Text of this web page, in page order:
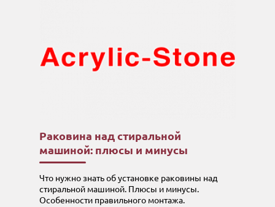
Раковина над стиральной
машиной: плюсы и минусы
Что нужно знать об установке раковины над
стиральной машиной. Плюсы и минусы.
Особенности правильного монтажа.